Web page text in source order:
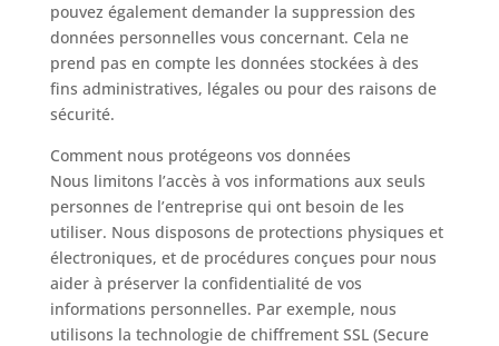
pouvez également demander la suppression des
données personnelles vous concernant. Cela ne
prend pas en compte les données stockées à des
fins administratives, légales ou pour des raisons de
sécurité.
Comment nous protégeons vos données
Nous limitons l’accès à vos informations aux seuls
personnes de l’entreprise qui ont besoin de les
utiliser. Nous disposons de protections physiques et
électroniques, et de procédures conçues pour nous
aider à préserver la confidentialité de vos
informations personnelles. Par exemple, nous
utilisons la technologie de chiffrement SSL (Secure